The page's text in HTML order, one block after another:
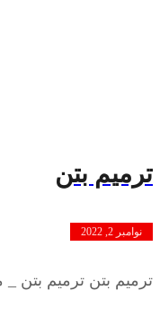
ترمیم بتن
نوامبر 2, 2022
ترمیم بتن ترمیم